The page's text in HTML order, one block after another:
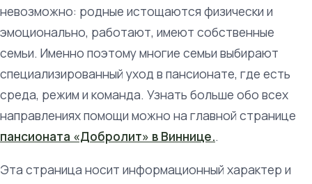
невозможно: родные истощаются физически и
эмоционально, работают, имеют собственные
семьи. Именно поэтому многие семьи выбирают
специализированный уход в пансионате, где есть
среда, режим и команда. Узнать больше обо всех
направлениях помощи можно на главной странице
пансионата «Добролит» в Виннице..
Эта страница носит информационный характер и